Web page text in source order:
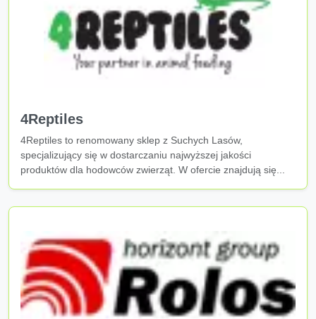
4Reptiles
4Reptiles to renomowany sklep z Suchych Lasów,
specjalizujący się w dostarczaniu najwyższej jakości
produktów dla hodowców zwierząt. W ofercie znajdują się...